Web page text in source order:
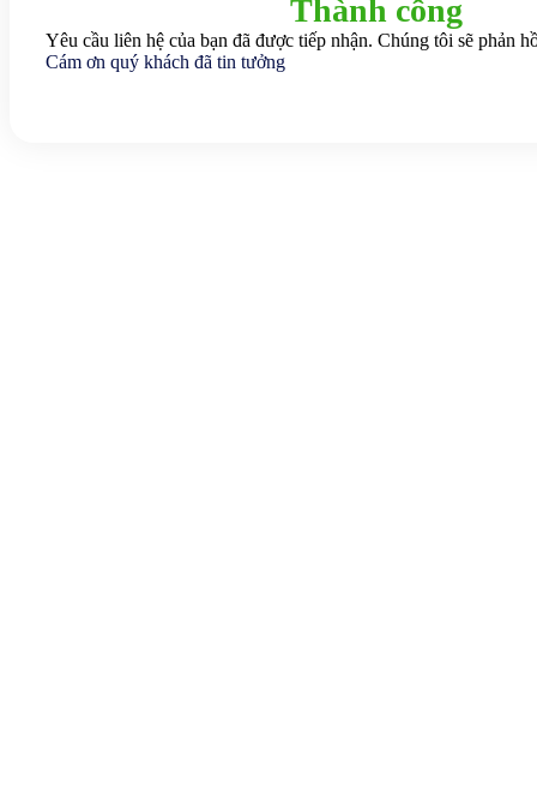
Thành công
Yêu cầu liên hệ của bạn đã được tiếp nhận. Chúng tôi sẽ phản
Cám ơn quý khách đã tin tưởng